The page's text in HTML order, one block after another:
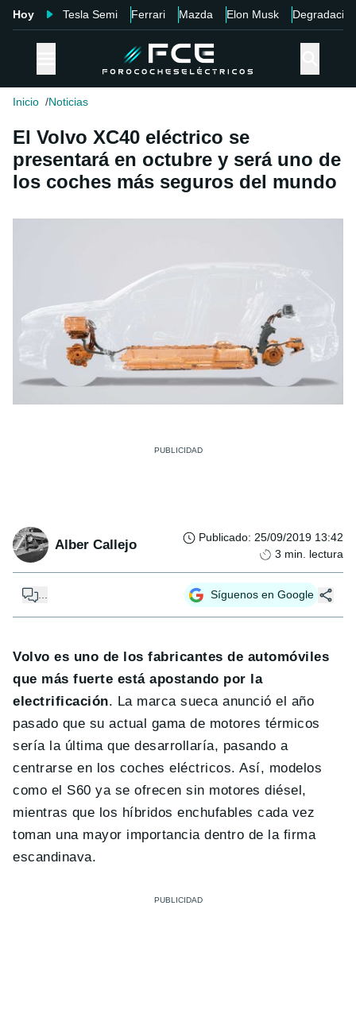
Hoy Tesla Semi Ferrari Mazda Elon Musk Degradación
Inicio Noticias
El Volvo XC40 eléctrico se
presentará en octubre y será uno de
los coches más seguros del mundo
Alber Callejo Publicado: 25/09/2019 13:42
3 min. lectura
... Síguenos en Google
Volvo es uno de los fabricantes de automóviles
que más fuerte está apostando por la
electrificación. La marca sueca anunció el año
pasado que su actual gama de motores térmicos
sería la última que desarrollaría, pasando a
centrarse en los coches eléctricos. Así, modelos
como el S60 ya se ofrecen sin motores diésel,
mientras que los híbridos enchufables cada vez
toman una mayor importancia dentro de la firma
escandinava.